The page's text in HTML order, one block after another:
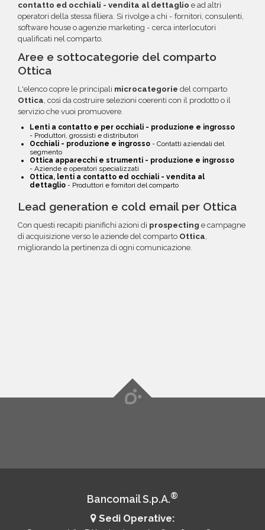
contatto ed occhiali - vendita al dettaglio e ad altri
operatori della stessa filiera. Si rivolge a chi - fornitori, consulenti,
software house o agenzie marketing - cerca interlocutori
qualificati nel comparto.
Aree e sottocategorie del comparto
Ottica
L'elenco copre le principali microcategorie del comparto
Ottica , così da costruire selezioni coerenti con il prodotto o il
servizio che vuoi promuovere.
Lenti a contatto e per occhiali - produzione e ingrosso
- Produttori, grossisti e distributori
Occhiali - produzione e ingrosso - Contatti aziendali del
segmento
Ottica apparecchi e strumenti - produzione e ingrosso
- Aziende e operatori specializzati
Ottica, lenti a contatto ed occhiali - vendita al
dettaglio - Produttori e fornitori del comparto
Lead generation e cold email per Ottica
Con questi recapiti pianifichi azioni di prospecting e campagne
di acquisizione verso le aziende del comparto Ottica,
migliorando la pertinenza di ogni comunicazione.
Bancomail S.p.A.®
Sedi Operative: